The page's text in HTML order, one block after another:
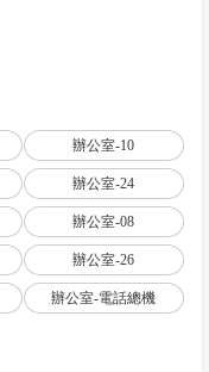
辦公室-10
辦公室-24
辦公室-08
辦公室-26
辦公室-電話總機